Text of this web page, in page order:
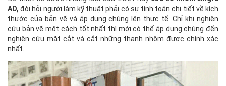
AD, đòi hỏi người làm kỹ thuật phải có sự tính toán chi tiết về kích
thước của bản vẽ và áp dụng chúng lên thực tế. Chỉ khi nghiên
cứu bản vẽ một cách tốt nhất thì mới có thể áp dụng chúng đến
nghiên cứu mặt cắt và cắt những thanh nhôm được chính xác
nhất.